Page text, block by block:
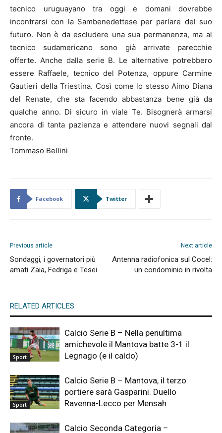
tecnico uruguayano tra oggi e domani dovrebbe
incontrarsi con la Sambenedettese per parlare del suo
futuro. Non è da escludere una sua permanenza, ma al
tecnico sudamericano sono già arrivate parecchie
offerte. Anche dalla serie B. Le alternative potrebbero
essere Raffaele, tecnico del Potenza, oppure Carmine
Gautieri della Triestina. Così come lo stesso Aimo Diana
del Renate, che sta facendo abbastanza bene già da
qualche anno. Di sicuro in viale Te. Bisognerà armarsi
ancora di tanta pazienza e attendere nuovi segnali dal
fronte.
Tommaso Bellini
Facebook Twitter
Previous article
Sondaggi, i governatori più
amati Zaia, Fedriga e Tesei
Next article
Antenna radiofonica sul Cocel:
un condominio in rivolta
RELATED ARTICLES
Sport
Calcio Serie B – Nella penultima
amichevole il Mantova batte 3-1 il
Legnago (e il caldo)
Sport
Calcio Serie B – Mantova, il terzo
portiere sarà Gasparini. Duello
Ravenna-Lecco per Mensah
Calcio Seconda Categoria –